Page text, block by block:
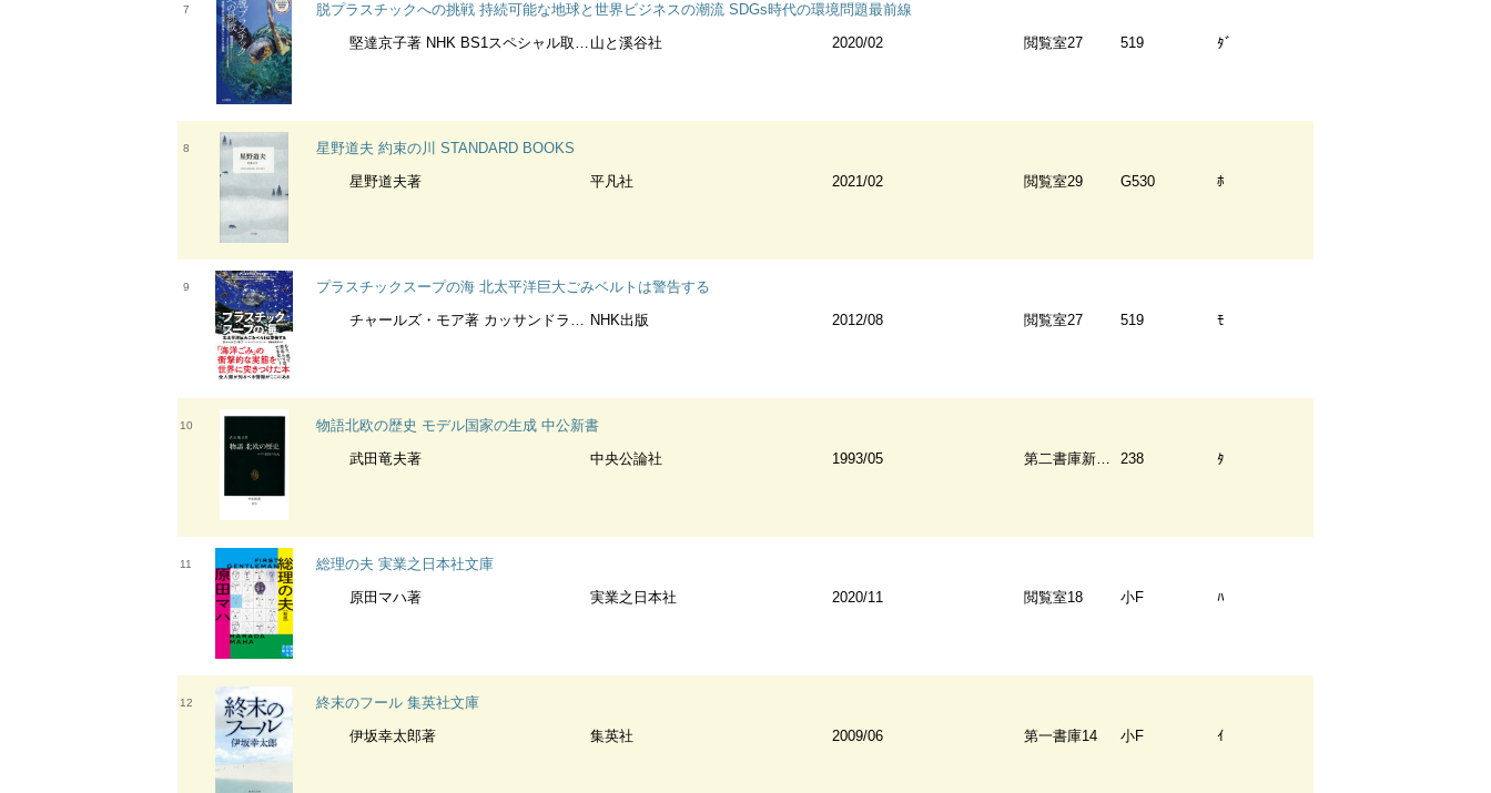
7
脱プラスチックへの挑戦 持続可能な地球と世界ビジネスの潮流 SDGs時代の環境問題最前線
堅達京子著 NHK BS1スペシャル取材班著
山と溪谷社 2020/02 閲覧室27 519 ﾀﾞ
8
星野道夫 約束の川 STANDARD BOOKS
星野道夫著
平凡社 2021/02 閲覧室29 G530 ﾎ
9
プラスチックスープの海 北太平洋巨大ごみベルトは警告する
チャールズ・モア著 カッサンドラ・フィリップス著 海輪由香子訳
NHK出版 2012/08 閲覧室27 519 ﾓ
10
物語北欧の歴史 モデル国家の生成 中公新書
武田竜夫著
中央公論社 1993/05 第二書庫新書架 238 ﾀ
11
総理の夫 実業之日本社文庫
原田マハ著
実業之日本社 2020/11 閲覧室18 小F ﾊ
12
終末のフール 集英社文庫
伊坂幸太郎著
集英社 2009/06 第一書庫14 小F ｲ